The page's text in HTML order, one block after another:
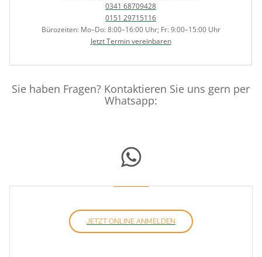
0341 68709428
0151 29715116
Bürozeiten: Mo–Do: 8:00–16:00 Uhr; Fr: 9:00–15:00 Uhr
Jetzt Termin vereinbaren
Sie haben Fragen? Kontaktieren Sie uns gern per
Whatsapp:
JETZT ONLINE ANMELDEN